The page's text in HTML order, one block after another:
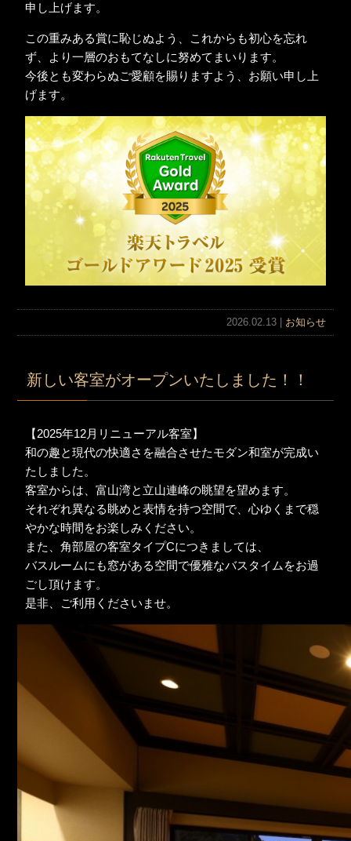
申し上げます。
この重みある賞に恥じぬよう、これからも初心を忘れ
ず、より一層のおもてなしに努めてまいります。
今後とも変わらぬご愛顧を賜りますよう、お願い申し上
げます。
2026.02.13 | お知らせ
新しい客室がオープンいたしました！！
【2025年12月リニューアル客室】
和の趣と現代の快適さを融合させたモダン和室が完成い
たしました。
客室からは、富山湾と立山連峰の眺望を望めます。
それぞれ異なる眺めと表情を持つ空間で、心ゆくまで穏
やかな時間をお楽しみください。
また、角部屋の客室タイプCにつきましては、
バスルームにも窓がある空間で優雅なバスタイムをお過
ごし頂けます。
是非、ご利用くださいませ。